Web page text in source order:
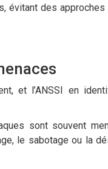
évitant des
et l’ANSSI en
sont souvent
le sabotage ou la